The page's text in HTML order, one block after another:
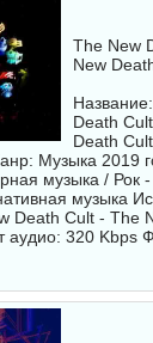
The New
New
Death
Death
Музыка 2019
музыка / Рок -
музыка
Death Cult - The
аудио: 320 Kbps